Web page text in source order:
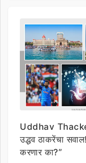
Uddhav
उद्धव ठाकरेंचा
करणार का?”